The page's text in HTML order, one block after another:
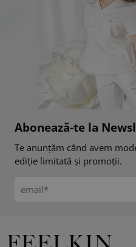
Abonează-te la
Te anunțăm când avem
ediție limitată și promoții.